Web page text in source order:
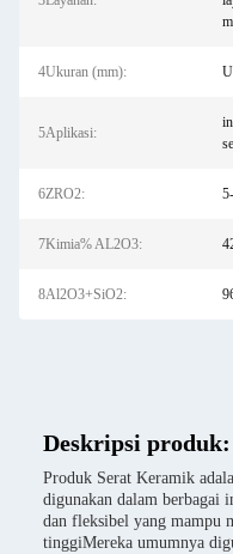
4Ukuran (mm):
5Aplikasi:
6ZRO2:
7Kimia% AL2O3:
8Al2O3+SiO2:
Deskripsi produk:
Produk Serat Keramik
digunakan dalam berbagai
dan fleksibel yang mampu
tinggiMereka umumnya